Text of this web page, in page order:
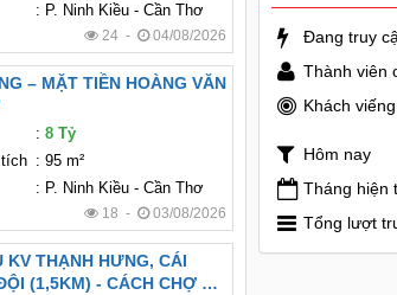
: P. Ninh Kiều - Cần Thơ
24 - 04/08/2026
– MẶT TIỀN HOÀNG VĂN
:8 Tỷ
tích :95 m²
: P. Ninh Kiều - Cần Thơ
18 - 03/08/2026
KV THẠNH HƯNG, CÁI
(1,5KM) - CÁCH CHỢ SỐ
Đang truy
Thành viên
Khách
Hôm nay
Tháng hiện
Tổng lượt